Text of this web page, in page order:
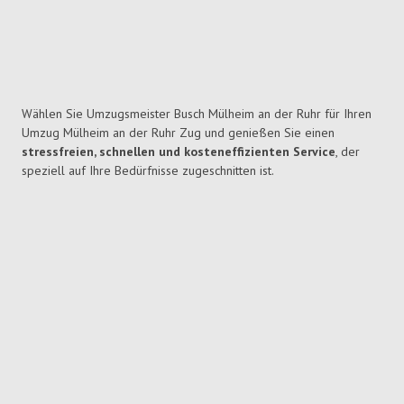
Wählen Sie Umzugsmeister Busch Mülheim an der Ruhr für Ihren
Umzug Mülheim an der Ruhr Zug und genießen Sie einen
stressfreien, schnellen und kosteneffizienten Service, der
speziell auf Ihre Bedürfnisse zugeschnitten ist.